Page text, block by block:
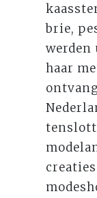
brie,
werden
haar